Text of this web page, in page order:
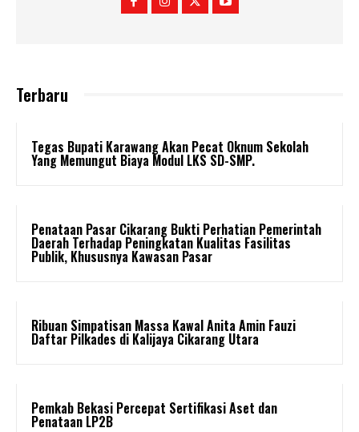
Terbaru
Tegas Bupati Karawang Akan Pecat Oknum Sekolah
Yang Memungut Biaya Modul LKS SD-SMP.
Penataan Pasar Cikarang Bukti Perhatian Pemerintah
Daerah Terhadap Peningkatan Kualitas Fasilitas
Publik, Khususnya Kawasan Pasar
Ribuan Simpatisan Massa Kawal Anita Amin Fauzi
Daftar Pilkades di Kalijaya Cikarang Utara
Pemkab Bekasi Percepat Sertifikasi Aset dan
Penataan LP2B